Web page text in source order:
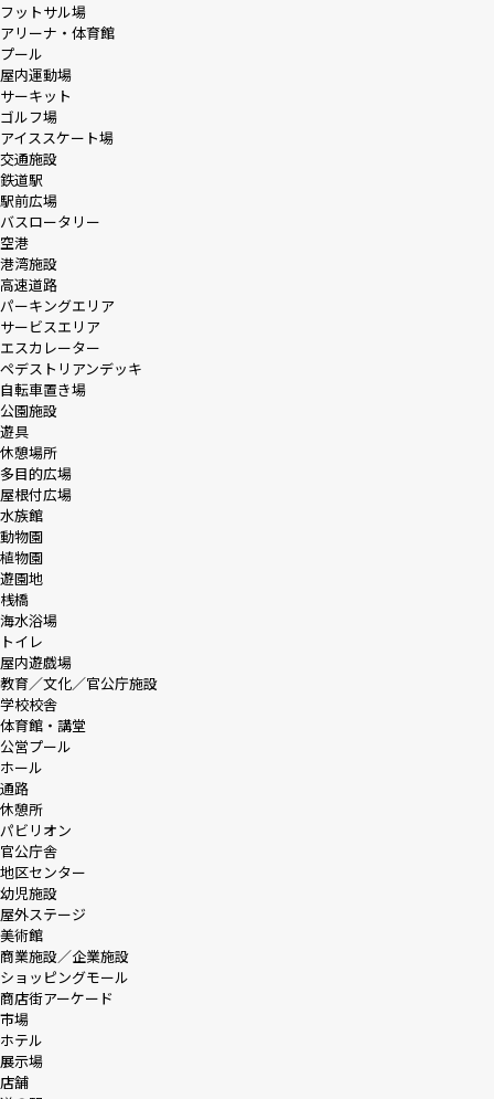
フットサル場
アリーナ・体育館
プール
屋内運動場
サーキット
ゴルフ場
アイススケート場
交通施設
鉄道駅
駅前広場
バスロータリー
空港
港湾施設
高速道路
パーキングエリア
サービスエリア
エスカレーター
ペデストリアンデッキ
自転車置き場
公園施設
遊具
休憩場所
多目的広場
屋根付広場
水族館
動物園
植物園
遊園地
桟橋
海水浴場
トイレ
屋内遊戯場
教育／文化／官公庁施設
学校校舎
体育館・講堂
公営プール
ホール
通路
休憩所
パビリオン
官公庁舎
地区センター
幼児施設
屋外ステージ
美術館
商業施設／企業施設
ショッピングモール
商店街アーケード
市場
ホテル
展示場
店舗